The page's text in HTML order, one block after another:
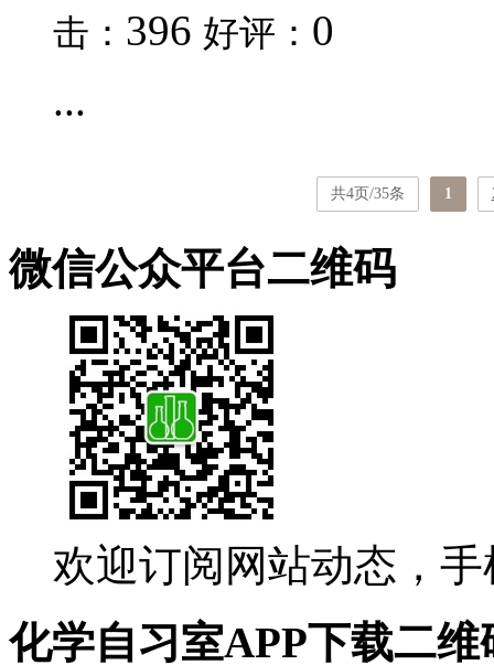
击： 396 好评： 0
...
共4页/35条 1
微信公众平台二维码
欢迎订阅网站动态，
化学自习室APP下载二维